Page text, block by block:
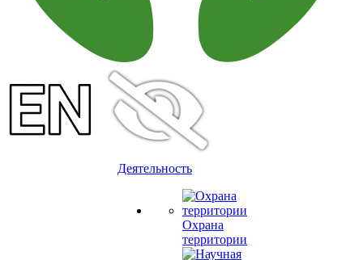
Деятельность
Охрана
территории